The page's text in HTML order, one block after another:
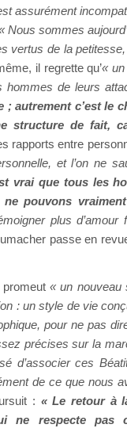
assurément
Nous sommes
vertus de la
il regrette qu’«
hommes de leurs
autrement c’est le
structure de fait,
rapports entre
et l’on ne
vrai que tous les
pouvons
plus d’amour
passe en
promeut« un nouveau
: un style de vie
pour ne pas
précises sur la
d’associer ces
de ce que nous
: « Le retour à
ne respecte pas